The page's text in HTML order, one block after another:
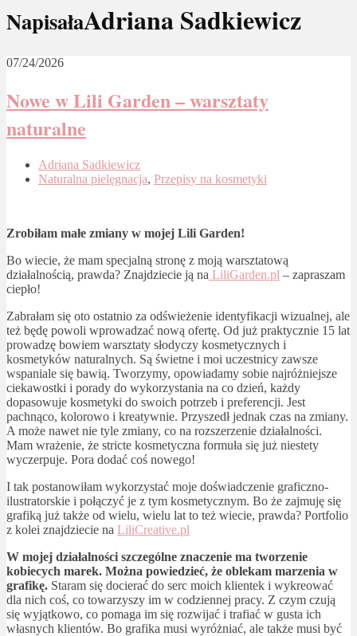
NapisałaAdriana Sadkiewicz
07/24/2026
Nowe w Lili Garden – warsztaty
naturalne
Adriana Sadkiewicz
Naturalna pielęgnacja, Przepisy na kosmetyki
Zrobiłam małe zmiany w mojej Lili Garden!
Bo wiecie, że mam specjalną stronę z moją warsztatową
działalnością, prawda? Znajdziecie ją na LiliGarden.pl – zapraszam
ciepło!
Zabrałam się oto ostatnio za odświeżenie identyfikacji wizualnej, ale
też będę powoli wprowadzać nową ofertę. Od już praktycznie 15 lat
prowadzę bowiem warsztaty słodyczy kosmetycznych i
kosmetyków naturalnych. Są świetne i moi uczestnicy zawsze
wspaniale się bawią. Tworzymy, opowiadamy sobie najróżniejsze
ciekawostki i porady do wykorzystania na co dzień, każdy
dopasowuje kosmetyki do swoich potrzeb i preferencji. Jest
pachnąco, kolorowo i kreatywnie. Przyszedł jednak czas na zmiany.
A może nawet nie tyle zmiany, co na rozszerzenie działalności.
Mam wrażenie, że stricte kosmetyczna formuła się już niestety
wyczerpuje. Pora dodać coś nowego!
I tak postanowiłam wykorzystać moje doświadczenie graficzno-
ilustratorskie i połączyć je z tym kosmetycznym. Bo że zajmuję się
grafiką już także od wielu, wielu lat to też wiecie, prawda? Portfolio
z kolei znajdziecie na LiliCreative.pl
W mojej działalności szczególne znaczenie ma tworzenie
kobiecych marek. Można powiedzieć, że oblekam marzenia w
grafikę. Staram się docierać do serc moich klientek i wykreować
dla nich coś, co towarzyszy im w codziennej pracy. Z czym czują
się wyjątkowo, co pomaga im się rozwijać i trafiać w gusta ich
własnych klientów. Bo grafika musi wyróżniać, ale także musi być